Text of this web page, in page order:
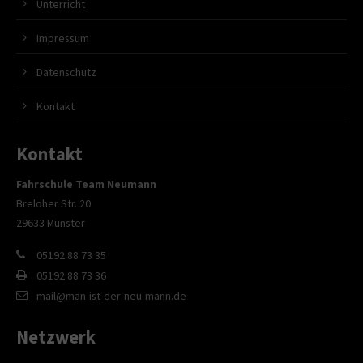
Unterricht
Impressum
Datenschutz
Kontakt
Kontakt
Fahrschule Team Neumann
Breloher Str. 20
29633 Munster
05192 88 73 35
05192 88 73 36
mail@man-ist-der-neu-mann.de
Netzwerk